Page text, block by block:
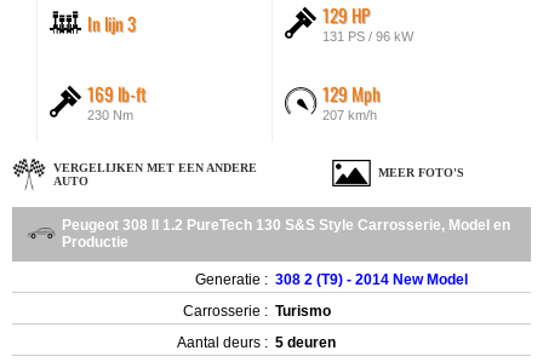
In lijn 3 129 HP
131 PS / 96 kW
169 lb-ft
230 Nm
129 Mph
207 km/h
VERGELIJKEN MET EEN ANDERE
AUTO
MEER FOTO'S
Peugeot 308 II 1.2 PureTech 130 S&S Style Carrosserie, Model en
Productie
Generatie : 308 2 (T9) - 2014 New Model
Carrosserie : Turismo
Aantal deurs : 5 deuren